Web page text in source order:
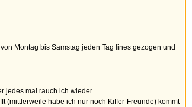
Montag bis Samstag jeden Tag lines gezogen und
jedes mal rauch ich wieder ..
(mittlerweile habe ich nur noch Kiffer-Freunde) kommt